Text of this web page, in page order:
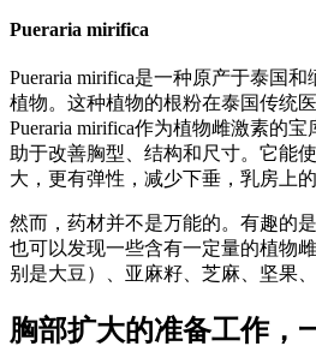
Pueraria mirifica
Pueraria mirifica是一种原产于泰国
植物。这种植物的根粉在泰国传统
Pueraria mirifica作为植物雌激素的
助于改善胸型、结构和尺寸。它能
大，更有弹性，减少下垂，乳房上
然而，药材并不是万能的。有趣的
也可以发现一些含有一定量的植物
别是大豆）、亚麻籽、芝麻、坚果
胸部扩大的准备工作，